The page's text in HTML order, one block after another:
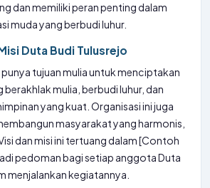
dan memiliki peran penting dalam
muda yang berbudi luhur.
Duta Budi Tulusrejo
tujuan mulia untuk menciptakan
berakhlak mulia, berbudi luhur, dan
yang kuat. Organisasi ini juga
masyarakat yang harmonis,
dan misi ini tertuang dalam [Contoh
pedoman bagi setiap anggota Duta
menjalankan kegiatannya.